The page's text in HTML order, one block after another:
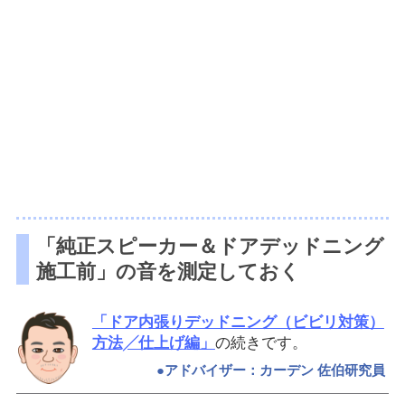
「純正スピーカー＆ドアデッドニング
施工前」の音を測定しておく
「ドア内張りデッドニング（ビビリ対策）
方法╱仕上げ編」 の続きです。
●アドバイザー：カーデン 佐伯研究員